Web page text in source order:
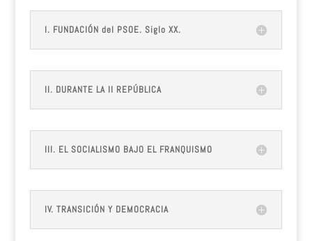
I. FUNDACIÓN del PSOE. Siglo XX.
II. DURANTE LA II REPÚBLICA
III. EL SOCIALISMO BAJO EL FRANQUISMO
IV. TRANSICIÓN Y DEMOCRACIA